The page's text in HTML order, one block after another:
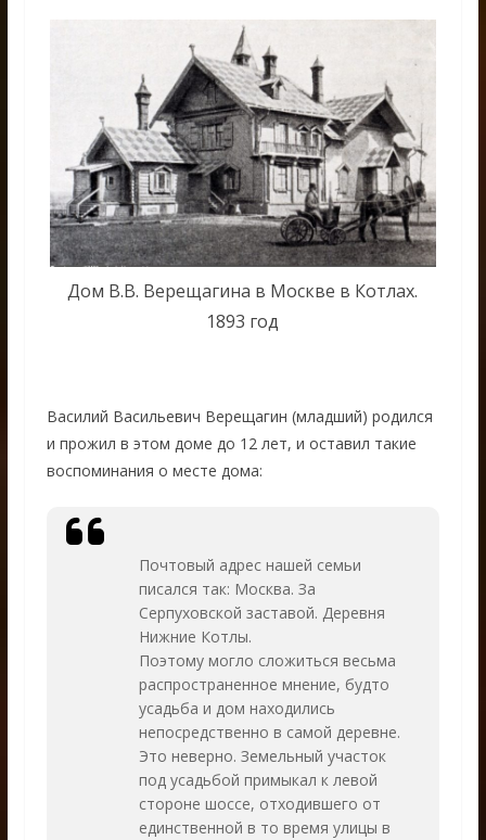
Дом В.В. Верещагина в Москве в Котлах.
1893 год
Василий Васильевич Верещагин (младший) родился
и прожил в этом доме до 12 лет, и оставил такие
воспоминания о месте дома:
Почтовый адрес нашей семьи
писался так: Москва. За
Серпуховской заставой. Деревня
Нижние Котлы.
Поэтому могло сложиться весьма
распространенное мнение, будто
усадьба и дом находились
непосредственно в самой деревне.
Это неверно. Земельный участок
под усадьбой примыкал к левой
стороне шоссе, отходившего от
единственной в то время улицы в